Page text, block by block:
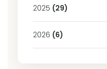
2025 (29)
2026 (6)